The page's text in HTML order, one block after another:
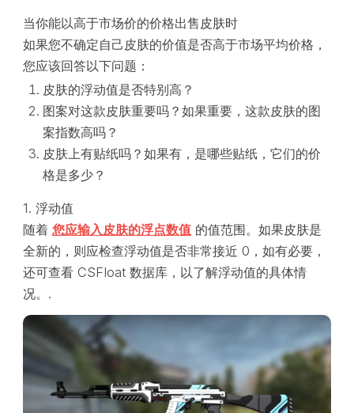
当你能以高于市场价的价格出售皮肤时
如果您不确定自己皮肤的价值是否高于市场平均价格，
您应该回答以下问题：
皮肤的浮动值是否特别高？
图案对这款皮肤重要吗？如果重要，这款皮肤的图
案指数高吗？
皮肤上有贴纸吗？如果有，是哪些贴纸，它们的价
格是多少？
1. 浮动值
随着 您应输入皮肤的浮点数值的值范围。如果皮肤是
全新的，则应检查浮动值是否非常接近 0，如有必要，
还可查看 CSFloat 数据库，以了解浮动值的具体情
况。.